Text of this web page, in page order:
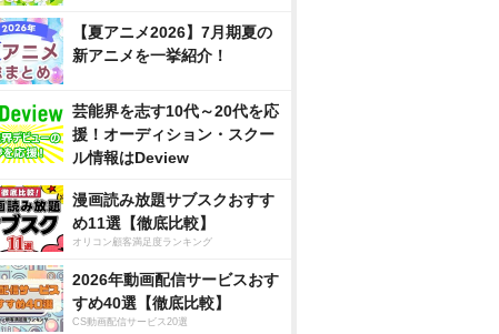
【夏アニメ2026】7月期夏の
新アニメを一挙紹介！
芸能界を志す10代～20代を応
援！オーディション・スクー
ル情報はDeview
漫画読み放題サブスクおすす
め11選【徹底比較】
オリコン顧客満足度ランキング
2026年動画配信サービスおす
すめ40選【徹底比較】
CS動画配信サービス20選